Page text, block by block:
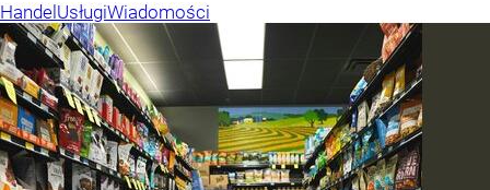
Handel UsługiWiadomości